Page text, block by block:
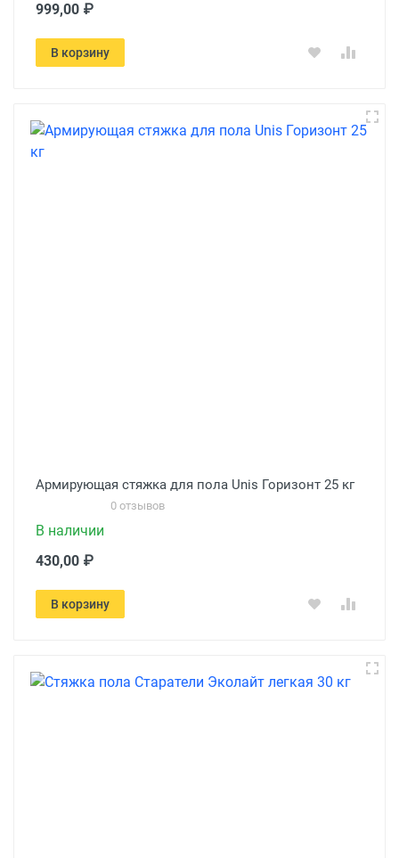
999,00 ₽
В корзину
Армирующая стяжка для пола Unis Горизонт 25 кг
0 отзывов
В наличии
430,00 ₽
В корзину